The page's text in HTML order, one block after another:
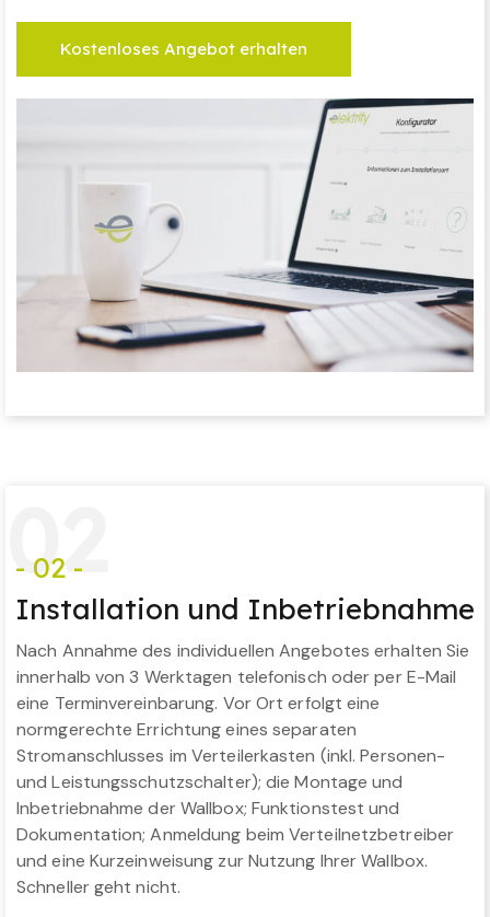
Kostenloses Angebot erhalten
02
- 02 -
Installation und Inbetriebnahme
Nach Annahme des individuellen Angebotes erhalten Sie
innerhalb von 3 Werktagen telefonisch oder per E-Mail
eine Terminvereinbarung. Vor Ort erfolgt eine
normgerechte Errichtung eines separaten
Stromanschlusses im Verteilerkasten (inkl. Personen-
und Leistungsschutzschalter); die Montage und
Inbetriebnahme der Wallbox; Funktionstest und
Dokumentation; Anmeldung beim Verteilnetzbetreiber
und eine Kurzeinweisung zur Nutzung Ihrer Wallbox.
Schneller geht nicht.